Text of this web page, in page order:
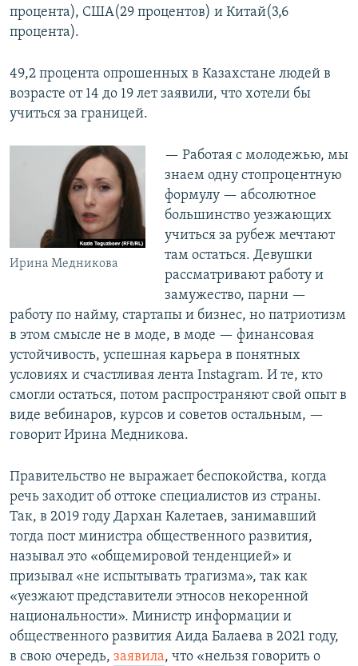
процента), США(29 процентов) и Китай(3,6
процента).
49,2 процента опрошенных в Казахстане людей в
возрасте от 14 до 19 лет заявили, что хотели бы
учиться за границей.
Ирина Медникова
— Работая с молодежью, мы
знаем одну стопроцентную
формулу — абсолютное
большинство уезжающих
учиться за рубеж мечтают
там остаться. Девушки
рассматривают работу и
замужество, парни —
работу по найму, стартапы и бизнес, но патриотизм
в этом смысле не в моде, в моде — финансовая
устойчивость, успешная карьера в понятных
условиях и счастливая лента Instagram. И те, кто
смогли остаться, потом распространяют свой опыт в
виде вебинаров, курсов и советов остальным, —
говорит Ирина Медникова.
Правительство не выражает беспокойства, когда
речь заходит об оттоке специалистов из страны.
Так, в 2019 году Дархан Калетаев, занимавший
тогда пост министра общественного развития,
называл это «общемировой тенденцией» и
призывал «не испытывать трагизма», так как
«уезжают представители этносов некоренной
национальности». Министр информации и
общественного развития Аида Балаева в 2021 году,
в свою очередь, заявила, что «нельзя говорить о